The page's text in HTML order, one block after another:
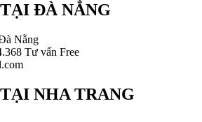
ĐÀ NẲNG
Nẵng
Tư vấn Free
NHA TRANG